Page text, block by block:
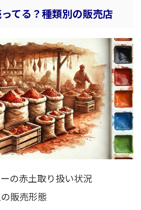
てる？種類別の販売店
の赤土取り扱い状況
販売形態